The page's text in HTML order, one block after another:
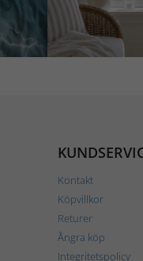
Kontakt
Köpvillkor
Returer
Ångra köp
Integritetspolicy